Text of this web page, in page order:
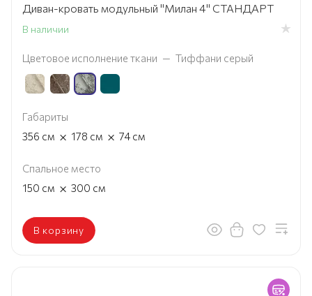
Диван-кровать модульный "Милан 4" СТАНДАРТ
В наличии
Цветовое исполнение ткани — Тиффани серый
Габариты
356 см × 178 см × 74 см
Спальное место
150 см × 300 см
В корзину